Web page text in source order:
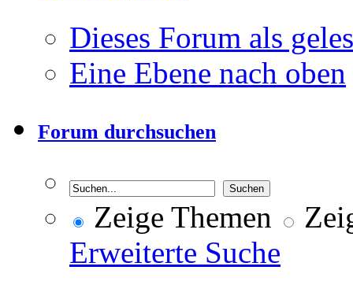
Dieses Forum als
Eine Ebene nach oben
Forum durchsuchen
Zeige Themen
Erweiterte Suche